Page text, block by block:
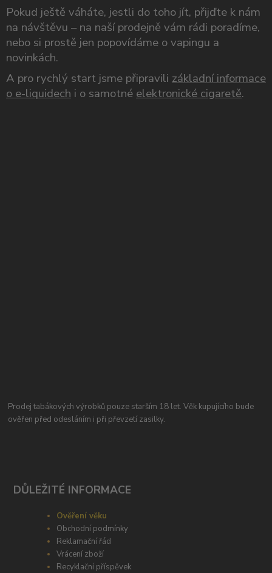
Pokud ještě váháte, jestli do toho jít, přijďte k nám
na návštěvu – na naší prodejně vám rádi poradíme,
nebo si prostě jen popovídáme o vapingu a
novinkách.
A pro rychlý start jsme připravili základní informace
o e-liquidech i o samotné elektronické cigaretě.
Prodej tabákových výrobků pouze starším 18 let. Věk kupujícího bude
ověřen před odesláním i při převzetí zasilky.
DŮLEŽITÉ INFORMACE
Ověření věku
Obchodní podmínky
Reklamační řád
Vrácení zboží
Recyklační příspěvek